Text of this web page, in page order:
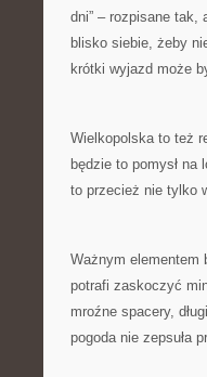
dni” – rozpisane tak,
blisko siebie, żeby
krótki wyjazd może
Wielkopolska to też
będzie to pomysł
to przecież nie tylko
Ważnym elementem
potrafi zaskoczyć
mroźne spacery,
pogoda nie zepsuła